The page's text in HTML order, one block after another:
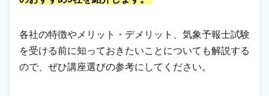
各社の特徴やメリット・デメリット、気象予報士試験
を受ける前に知っておきたいことについても解説する
ので、ぜひ講座選びの参考にしてください。